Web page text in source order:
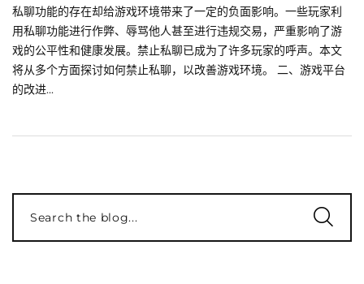
私聊功能的存在却给游戏环境带来了一定的负面影响。一些玩家利
用私聊功能进行作弊、辱骂他人甚至进行违规交易，严重影响了游
戏的公平性和健康发展。禁止私聊已成为了许多玩家的呼声。本文
将从多个方面探讨如何禁止私聊，以改善游戏环境。 二、游戏平台
的改进...
Search the blog...